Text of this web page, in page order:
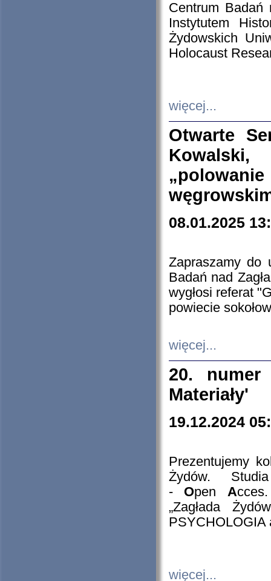
Centrum Badań
Instytutem
Żydowskich
Holocaust
więcej...
Otwarte
08.01.2025
Zapraszamy do
Badań nad
wygłosi referat
powiecie
więcej...
20. numer
Materiały'
19.12.2024
Prezentujemy
Żydów.
- Open A
„Zagłada
PSYCHOLOGIA
więcej...